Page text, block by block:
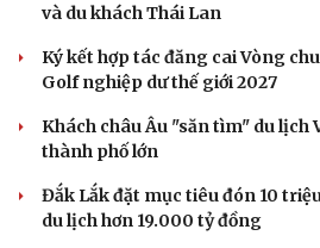
và du khách Thái Lan
Ký kết hợp tác đăng cai Vòng
Golf nghiệp dư thế giới 2027
Khách châu Âu "săn tìm" du lịch
thành phố lớn
Đắk Lắk đặt mục tiêu đón 10
du lịch hơn 19.000 tỷ đồng